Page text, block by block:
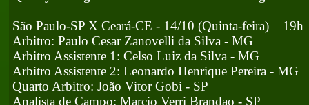
São Paulo-SP X Ceará-CE - 14/10 (Quinta-feira) –
Arbitro: Paulo Cesar Zanovelli da Silva - MG
Arbitro Assistente 1: Celso Luiz da Silva - MG
Arbitro Assistente 2: Leonardo Henrique Pereira - MG
Quarto Arbitro: João Vitor Gobi - SP
Analista de Campo: Marcio Verri Brandao - SP